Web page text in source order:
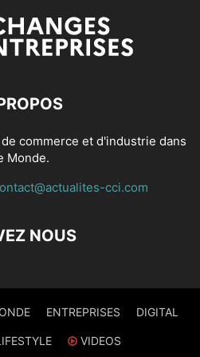
commerce et d'industrie dans
Monde.
cci.com
NOUS
ENTREPRISES DIGITAL
VIDEOS